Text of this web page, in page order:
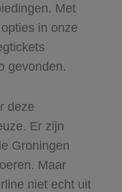
Met
in onze
gevonden.
deze
Er zijn
Groningen
Maar
niet echt uit